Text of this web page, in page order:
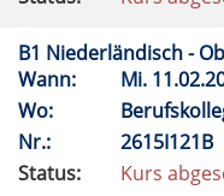
B1 Niederländisch -
Wann:
Mi.
Wo:
Nr.:
2615I121B
Status:
Kurs